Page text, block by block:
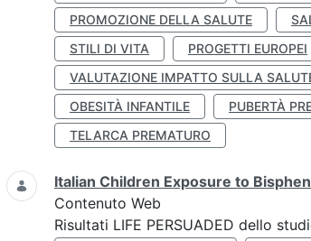
PROMOZIONE DELLA SALUTE
STILI DI VITA
PROGETTI EUROPEI
VALUTAZIONE IMPATTO SULLA
OBESITÀ INFANTILE
PUBERTÀ
TELARCA PREMATURO
Italian Children Exposure to
Contenuto Web
Risultati LIFE PERSUADED dello